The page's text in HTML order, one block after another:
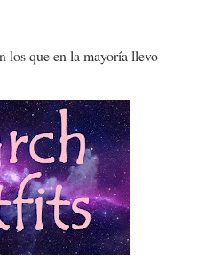
los que en la mayoría llevo